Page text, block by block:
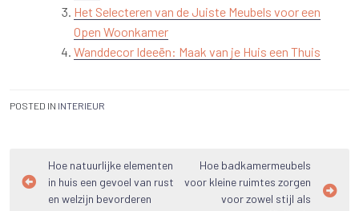
Het Selecteren van de Juiste Meubels voor een
Open Woonkamer
Wanddecor Ideeën: Maak van je Huis een Thuis
POSTED IN INTERIEUR
Bericht
navigatie
Hoe natuurlijke elementen
in huis een gevoel van rust
en welzijn bevorderen
Hoe badkamermeubels
voor kleine ruimtes zorgen
voor zowel stijl als